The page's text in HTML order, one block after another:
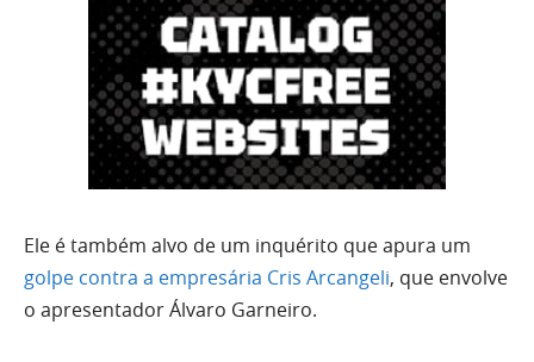
Ele é também alvo de um inquérito que apura um
golpe contra a empresária Cris Arcangeli, que envolve
o apresentador Álvaro Garneiro.